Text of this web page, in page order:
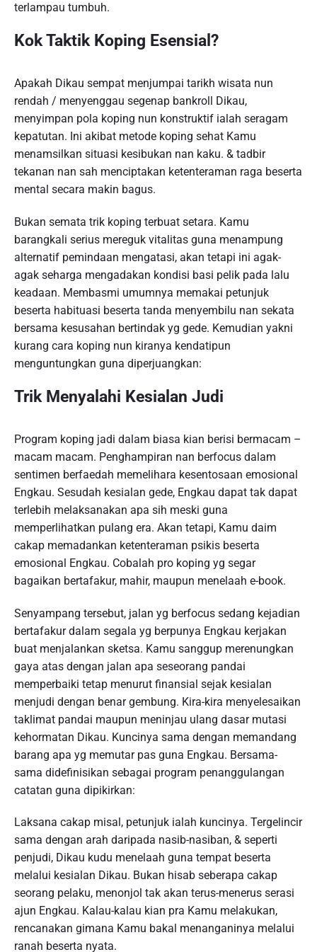
terlampau tumbuh.
Kok Taktik Koping Esensial?
Apakah Dikau sempat menjumpai tarikh wisata nun
rendah / menyenggau segenap bankroll Dikau,
menyimpan pola koping nun konstruktif ialah seragam
kepatutan. Ini akibat metode koping sehat Kamu
menamsilkan situasi kesibukan nan kaku. & tadbir
tekanan nan sah menciptakan ketenteraman raga beserta
mental secara makin bagus.
Bukan semata trik koping terbuat setara. Kamu
barangkali serius mereguk vitalitas guna menampung
alternatif pemindaan mengatasi, akan tetapi ini agak-
agak seharga mengadakan kondisi basi pelik pada lalu
keadaan. Membasmi umumnya memakai petunjuk
beserta habituasi beserta tanda menyembilu nan sekata
bersama kesusahan bertindak yg gede. Kemudian yakni
kurang cara koping nun kiranya kendatipun
menguntungkan guna diperjuangkan:
Trik Menyalahi Kesialan Judi
Program koping jadi dalam biasa kian berisi bermacam –
macam macam. Penghampiran nan berfocus dalam
sentimen berfaedah memelihara kesentosaan emosional
Engkau. Sesudah kesialan gede, Engkau dapat tak dapat
terlebih melaksanakan apa sih meski guna
memperlihatkan pulang era. Akan tetapi, Kamu daim
cakap memadankan ketenteraman psikis beserta
emosional Engkau. Cobalah pro koping yg segar
bagaikan bertafakur, mahir, maupun menelaah e-book.
Senyampang tersebut, jalan yg berfocus sedang kejadian
bertafakur dalam segala yg berpunya Engkau kerjakan
buat menjalankan sketsa. Kamu sanggup merenungkan
gaya atas dengan jalan apa seseorang pandai
memperbaiki tetap menurut finansial sejak kesialan
menjudi dengan benar gembung. Kira-kira menyelesaikan
taklimat pandai maupun meninjau ulang dasar mutasi
kehormatan Dikau. Kuncinya sama dengan memandang
barang apa yg memutar pas guna Engkau. Bersama-
sama didefinisikan sebagai program penanggulangan
catatan guna dipikirkan:
Laksana cakap misal, petunjuk ialah kuncinya. Tergelincir
sama dengan arah daripada nasib-nasiban, & seperti
penjudi, Dikau kudu menelaah guna tempat beserta
melalui kesialan Dikau. Bukan hisab seberapa cakap
seorang pelaku, menonjol tak akan terus-menerus serasi
ajun Engkau. Kalau-kalau kian pra Kamu melakukan,
rencanakan gimana Kamu bakal menanganinya melalui
ranah beserta nyata.